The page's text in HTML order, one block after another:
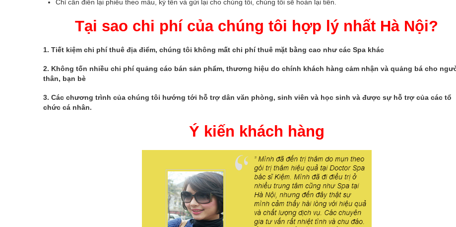
Chỉ cần điền lại phiếu theo mẫu, ký tên và gửi lại cho chúng tôi, chúng tôi sẽ hoàn lại tiền.
Tại sao chi phí của chúng tôi hợp lý nhất Hà Nội?
1. Tiết kiệm chi phí thuê địa điểm, chúng tôi không mất chi phí thuê mặt bằng cao như các Spa khác
2. Không tốn nhiều chi phí quảng cáo bán sản phẩm, thương hiệu do chính khách hàng cảm nhận và quảng bá cho
thân, bạn bè
3. Các chương trình của chúng tôi hướng tới hỗ trợ dân văn phòng, sinh viên và học sinh và được sự hỗ trợ của các tổ
chức cá nhân.
Ý kiến khách hàng